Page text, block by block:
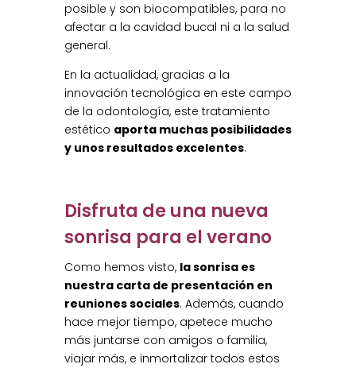
posible y son biocompatibles, para no
afectar a la cavidad bucal ni a la salud
general.
En la actualidad, gracias a la
innovación tecnológica en este campo
de la odontología, este tratamiento
estético aporta muchas posibilidades
y unos resultados excelentes.
Disfruta de una nueva
sonrisa para el verano
Como hemos visto, la sonrisa es
nuestra carta de presentación en
reuniones sociales. Además, cuando
hace mejor tiempo, apetece mucho
más juntarse con amigos o familia,
viajar más, e inmortalizar todos estos